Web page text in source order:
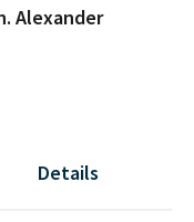
Alexander
Details